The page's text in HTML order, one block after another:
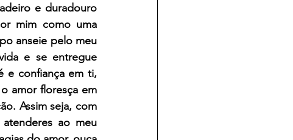
e duradouro
mim como uma
anseie pelo meu
e se entregue
e confiança em ti,
amor floresça em
Assim seja, com
ao meu